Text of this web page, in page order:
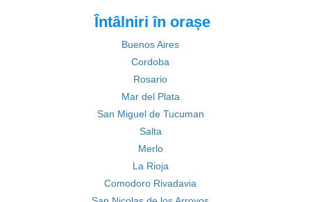
Întâlniri în orașe
Buenos Aires
Cordoba
Rosario
Mar del Plata
San Miguel de Tucuman
Salta
Merlo
La Rioja
Comodoro Rivadavia